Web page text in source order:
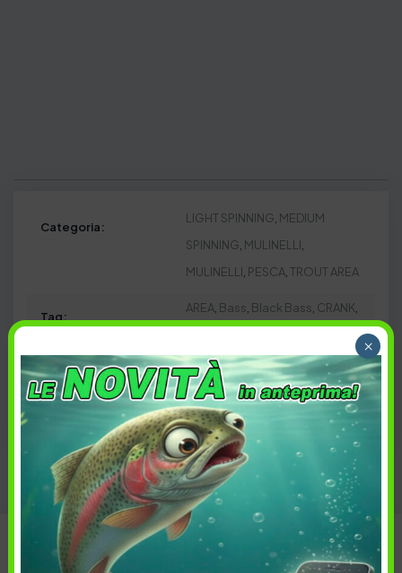
Categoria:
LIGHT SPINNING MEDIUM
SPINNING MULINELLI
MULINELLI PESCA, TROUT AREA
Tag:
AREA, Bass Black Bass CRANK
Jerk,Light Game,Micro spoon,
minnow,Native,Pike,Spinning,
SPOON,TROUT
Modello
×